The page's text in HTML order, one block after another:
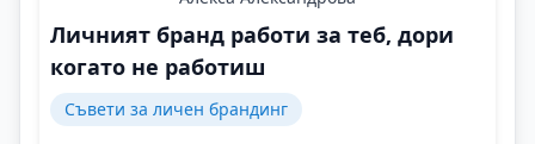
Личният бранд работи за теб, дори
когато не работиш
Съвети за личен брандинг